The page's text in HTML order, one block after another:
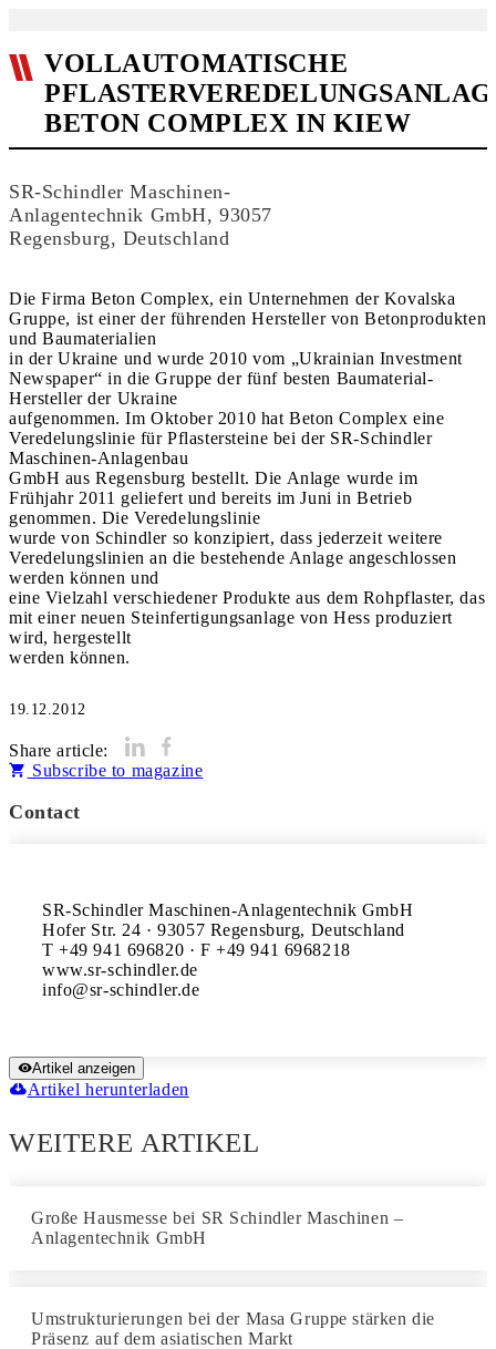
VOLLAUTOMATISCHE
BETON COMPLEX IN KIEW
SR-Schindler Maschinen-
Anlagentechnik GmbH, 93057
Regensburg, Deutschland
Die Firma Beton Complex, ein Unternehmen der Kovalska
Gruppe, ist einer der führenden Hersteller von Betonprodukten
und Baumaterialien
in der Ukraine und wurde 2010 vom „Ukrainian Investment
Newspaper“ in die Gruppe der fünf besten Baumaterial-
Hersteller der Ukraine
aufgenommen. Im Oktober 2010 hat Beton Complex eine
Veredelungslinie für Pflastersteine bei der SR-Schindler
Maschinen-Anlagenbau
GmbH aus Regensburg bestellt. Die Anlage wurde im
Frühjahr 2011 geliefert und bereits im Juni in Betrieb
genommen. Die Veredelungslinie
wurde von Schindler so konzipiert, dass jederzeit weitere
Veredelungslinien an die bestehende Anlage angeschlossen
werden können und
eine Vielzahl verschiedener Produkte aus dem Rohpflaster, das
mit einer neuen Steinfertigungsanlage von Hess produziert
wird, hergestellt
werden können.
19.12.2012
Share article:
Subscribe to magazine
Contact
SR-Schindler Maschinen-Anlagentechnik GmbH
Hofer Str. 24 · 93057 Regensburg, Deutschland
T +49 941 696820 · F +49 941 6968218
www.sr-schindler.de
Artikel anzeigen
Artikel herunterladen
WEITERE ARTIKEL
Große Hausmesse bei SR Schindler Maschinen –
Anlagentechnik GmbH
Umstrukturierungen bei der Masa Gruppe stärken die
Präsenz auf dem asiatischen Markt